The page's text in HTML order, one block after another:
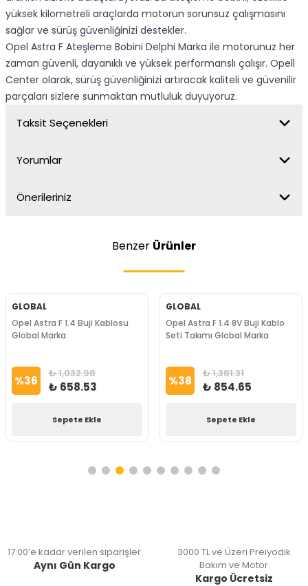
yüksek kilometreli araçlarda motorun sorunsuz çalışmasını
sağlar ve sürüş güvenliğinizi destekler.
Opel Astra F Ateşleme Bobini Delphi Marka ile motorunuz her
zaman güvenli, dayanıklı ve yüksek performanslı çalışır. Opell
Center olarak, sürüş güvenliğinizi artıracak kaliteli ve güvenilir
parçaları sizlere sunmaktan mutluluk duyuyoruz.
Taksit Seçenekleri
Yorumlar
Önerileriniz
Benzer Ürünler
GLOBAL
Opel Astra F 1.4 Buji Kablosu
Global Marka
%36 ₺ 1,032.98
₺ 658.53
Sepete Ekle
GLOBAL
Opel Astra F 1.4 8V Buji Kablo
Seti Takımı Global Marka
%38 ₺ 1,381.31
₺ 854.65
Sepete Ekle
17:00’e kadar verilen siparişler
Aynı Gün Kargo
3000 TL ve Üzeri Preiyodik
Bakım ve Motor
Kargo Ücretsiz